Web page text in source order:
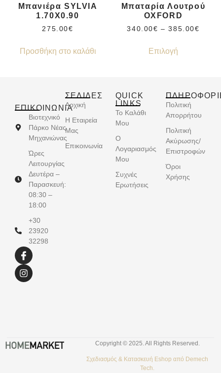
Μπανιέρα SYLVIA
1.70X0.90
275.00€
Προσθήκη στο καλάθι
Μπαταρία Λουτρού
OXFORD
340.00€ – 385.00€
Επιλογή
ΕΠΙΚΟΙΝΩΝΊΑ
Βιοτεχνικό
Πάρκο Νέας
Μηχανιώνας
Ώρες
Λειτουργίας
Δευτέρα –
Παρασκευή:
08:30 –
18:00
+30
23920
32298
ΣΕΛΙΔΕΣ
Αρχική
Η Εταιρεία
Μας
Επικοινωνία
QUICK
LINKS
Το Καλάθι
Μου
Ο
Λογαριασμός
Μου
Συχνές
Ερωτήσεις
Πολιτική
Απορρήτου
Πολιτική
Ακύρωσης/
Επιστροφών
Όροι
Χρήσης
Copyright © 2025. All Rights Reserved.
Σχεδιασμός & Κατασκευή Eshop από Demech
Tech.